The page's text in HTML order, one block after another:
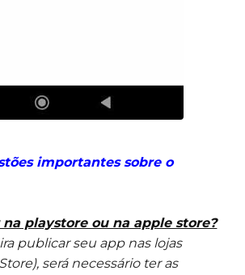
importantes sobre o
na playstore ou na apple store?
publicar seu app nas lojas
será necessário ter as